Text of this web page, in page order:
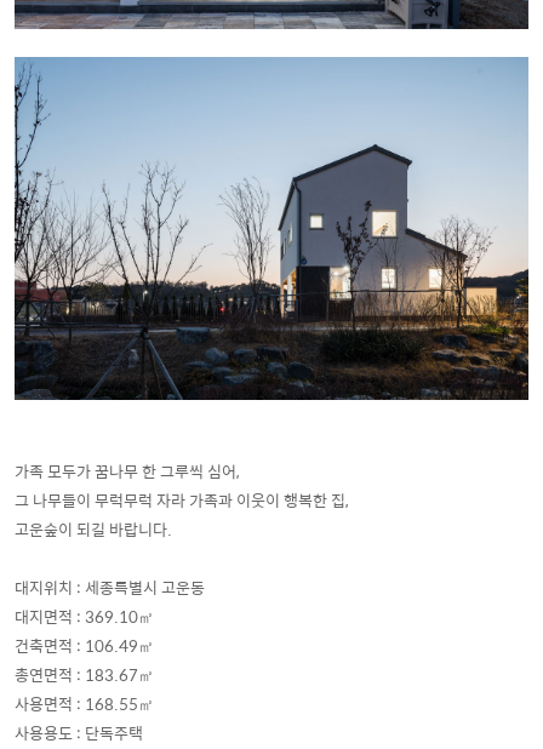
가족 모두가 꿈나무 한 그루씩 심어,
그 나무들이 무럭무럭 자라가족과 이웃이 행복한 집,
고운숲이 되길 바랍니다.
대지위치 : 세종특별시 고운동
대지면적 : 369.10㎡
건축면적 : 106.49㎡
총연면적 : 183.67㎡
사용면적 : 168.55㎡
사용용도 : 단독주택